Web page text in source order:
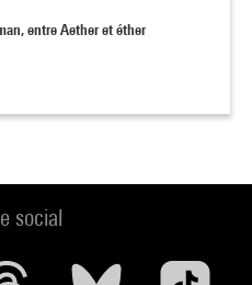
entre Aether et éther
social